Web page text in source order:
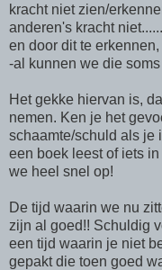
kracht niet zien/
anderen's kracht
en door dit te
-al kunnen we die
Het gekke hiervan is,
nemen. Ken je het
schaamte/schuld als je
een boek leest of iets
we heel snel op!
De tijd waarin we nu
zijn al goed!! Schuldig
een tijd waarin je niet
gepakt die toen goed